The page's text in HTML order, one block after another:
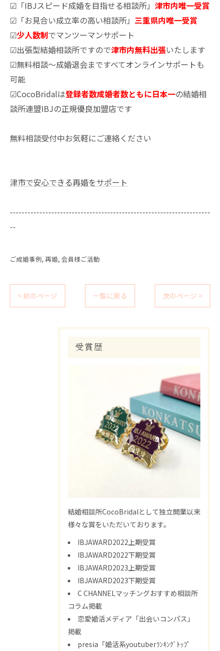
☑「IBJスピード成婚を目指せる相談所」 津市内唯一受賞
☑「お見合い成立率の高い相談所」 三重県内唯一受賞
☑少人数制でマンツーマンサポート
☑出張型結婚相談所ですので津市内無料出張いたします
☑無料相談～成婚退会まですべてオンラインサポートも
可能
☑CocoBridalは登録者数成婚者数ともに日本一の結婚相
談所連盟IBJの正規優良加盟店です
無料相談受付中お気軽にご連絡ください
津市で安心できる再婚をサポート
--------------------------------------------------------------------
--
ご成婚事例 再婚 会員様ご活動
< 前のページ 一覧に戻る 次のページ >
受賞歴
結婚相談所CocoBridalとして独立開業以来
様々な賞をいただいております。
IBJAWARD2022上期受賞
IBJAWARD2022下期受賞
IBJAWARD2023上期受賞
IBJAWARD2023下期受賞
C CHANNELマッチングおすすめ相談所
コラム掲載
恋愛婚活メディア「出会いコンパス」
掲載
presia「婚活系youtuberﾗﾝｷﾝｸﾞﾄｯﾌﾟ